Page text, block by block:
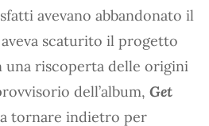
avevano abbandonato il
scaturito il progetto
una riscoperta delle origini
dell’album, Get
tornare indietro per